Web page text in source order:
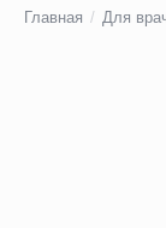
Главная / Для